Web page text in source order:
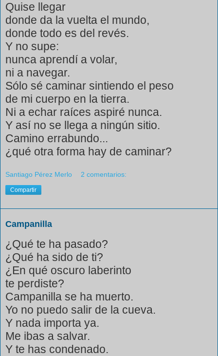
Quise llegar
donde da la vuelta el mundo,
donde todo es del revés.
Y no supe:
nunca aprendí a volar,
ni a navegar.
Sólo sé caminar sintiendo el peso
de mi cuerpo en la tierra.
Ni a echar raíces aspiré nunca.
Y así no se llega a ningún sitio.
Camino errabundo...
¿qué otra forma hay de caminar?
Santiago Pérez Merlo 2 comentarios:
Compartir
Campanilla
¿Qué te ha pasado?
¿Qué ha sido de ti?
¿En qué oscuro laberinto
te perdiste?
Campanilla se ha muerto.
Yo no puedo salir de la cueva.
Y nada importa ya.
Me ibas a salvar.
Y te has condenado.